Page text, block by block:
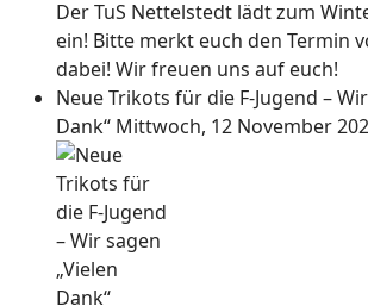
Der TuS Nettelstedt lädt zum
ein! Bitte merkt euch den Termin
dabei! Wir freuen uns auf euch!
Neue Trikots für die F-Jugend –
Dank“ Mittwoch, 12 November